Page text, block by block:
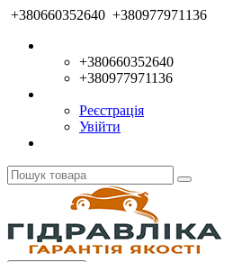
+380660352640 +380977971136
+380660352640
+380977971136
Реєстрація
Увійти